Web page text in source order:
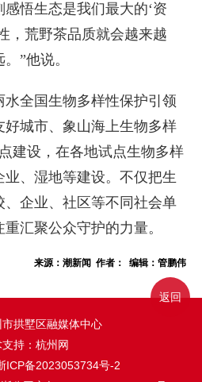
悟生态是我们最大的‘资
，荒野茶品质就会越来越
”他说。
水全国生物多样性保护引领
好城市、象山海上生物多样
建设，在各地试点生物多样
、湿地等建设。不仅把生
企业、社区等不同社会单
汇聚公众守护的力量。
来源：潮新闻 作者： 编辑：管鹏伟
拱墅区融媒体中心
持：杭州网
ICP备2023053734号-2
返回